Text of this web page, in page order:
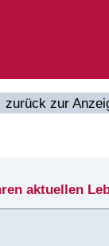
zurück zur
aktuellen